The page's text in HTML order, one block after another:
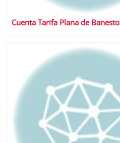
Cuenta Tarifa Plana de Banesto